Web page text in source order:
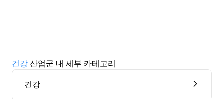
건강 산업군 내 세부 카테고리
건강